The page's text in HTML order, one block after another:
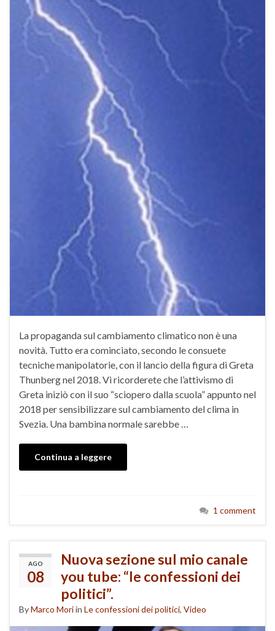
La propaganda sul cambiamento climatico non è una
novità. Tutto era cominciato, secondo le consuete
tecniche manipolatorie, con il lancio della figura di Greta
Thunberg nel 2018. Vi ricorderete che l’attivismo di
Greta iniziò con il suo “sciopero dalla scuola” appunto nel
2018 per sensibilizzare sul cambiamento del clima in
Svezia. Una bambina normale sarebbe …
Continua a leggere
1 comment
AGO
08
Nuova sezione sul mio canale
you tube: “le confessioni dei
politici”.
ByMarco Moriin Le confessioni dei politici, Video